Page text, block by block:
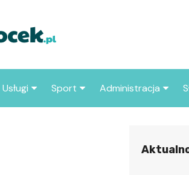
Usługi Sport Administracja